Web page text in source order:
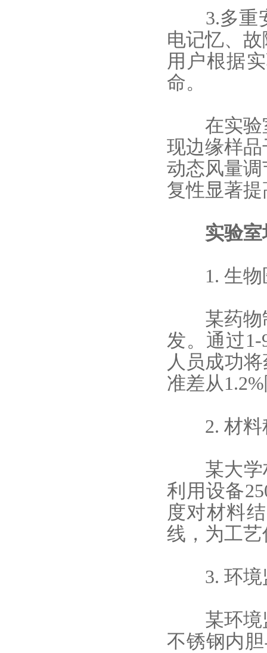
3.多重
电记忆、
用户根据
命。
在实验室
现边缘样
动态风量
复性显著提
实验室场
1. 生物
某药物制
发。通过
人员成功
准差从
2. 材料
某大学材
利用设备
度对材料
线，为工
3. 环境
某环境监
不锈钢内